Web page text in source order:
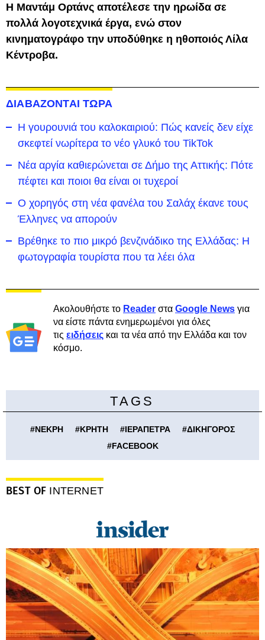
Η Μαντάμ Ορτάνς αποτέλεσε την ηρωίδα σε
πολλά λογοτεχνικά έργα, ενώ στον
κινηματογράφο την υποδύθηκε η ηθοποιός Λίλα
Κέντροβα.
ΔΙΑΒΑΖΟΝΤΑΙ ΤΩΡΑ
Η γουρουνιά του καλοκαιριού: Πώς κανείς δεν είχε
σκεφτεί νωρίτερα το νέο γλυκό του TikTok
Νέα αργία καθιερώνεται σε Δήμο της Αττικής: Πότε
πέφτει και ποιοι θα είναι οι τυχεροί
Ο χορηγός στη νέα φανέλα του Σαλάχ έκανε τους
Έλληνες να απορούν
Βρέθηκε το πιο μικρό βενζινάδικο της Ελλάδας: Η
φωτογραφία τουρίστα που τα λέει όλα
Ακολουθήστε το Reader στα Google News για
να είστε πάντα ενημερωμένοι για όλες
τις ειδήσεις και τα νέα από την Ελλάδα και τον
κόσμο.
TAGS
#ΝΕΚΡΗ #ΚΡΗΤΗ #ΙΕΡΑΠΕΤΡΑ #ΔΙΚΗΓΟΡΟΣ
#FACEBOOK
BEST OF INTERNET